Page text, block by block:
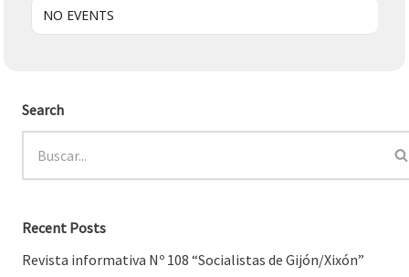
NO EVENTS
Search
Recent Posts
Revista informativa Nº 108 “Socialistas de Gijón/Xixón”